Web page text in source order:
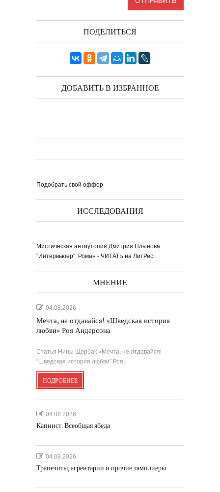
ПОДЕЛИТЬСЯ
ДОБАВИТЬ В ИЗБРАННОЕ
Подобрать свой оффер
ИССЛЕДОВАНИЯ
Мистическая антиутопия Дмитрия Плынова
"Интервьюер". Роман - ЧИТАТЬ на ЛитРес
МНЕНИЕ
04.08.2026
Мечта, не отдавайся! «Шведская история
любви» Роя Андерсона
Статья Нины Щербак «Мечта, не отдавайся!
“Шведская история любви” Роя…
ПОДРОБНЕЕ
04.08.2026
Капнист. Всеобщая ябеда
04.08.2026
Трапезиты, агрентарии и прочие тамплиеры